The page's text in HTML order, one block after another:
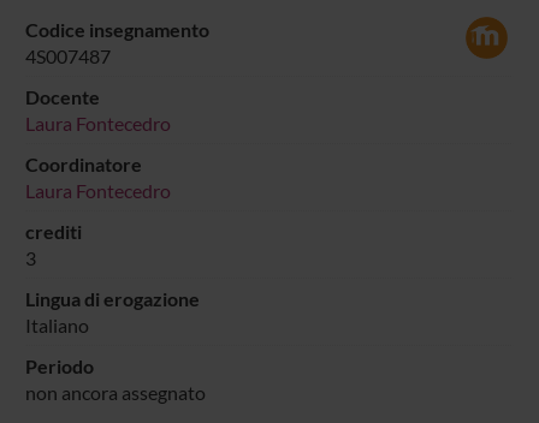
Codice insegnamento
4S007487
Docente
Laura Fontecedro
Coordinatore
Laura Fontecedro
crediti
3
Lingua di erogazione
Italiano
Periodo
non ancora assegnato